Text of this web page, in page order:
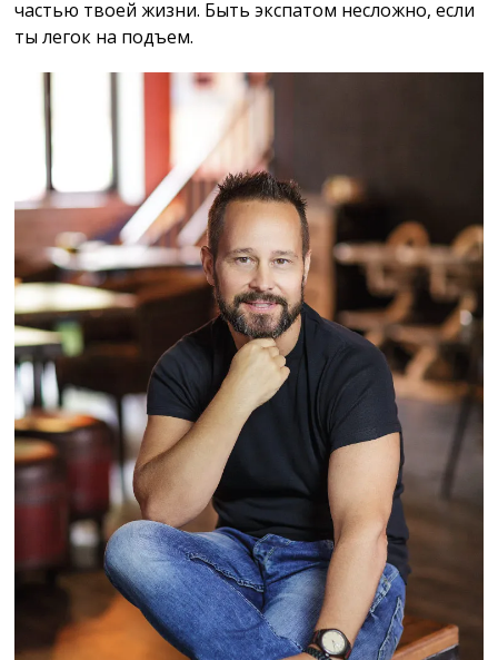
частью твоей жизни. Быть экспатом несложно, если
ты легок на подъем.